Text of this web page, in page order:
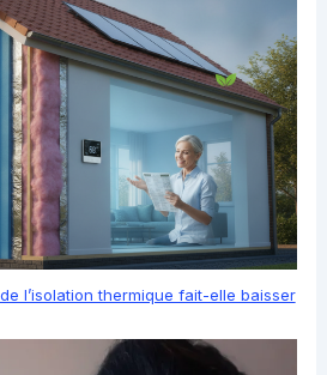
l’isolation thermique fait-elle baisser